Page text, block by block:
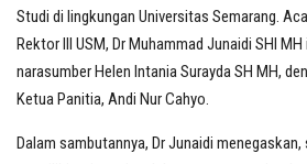
Studi di lingkungan Universitas Semarang.
Rektor III USM, Dr Muhammad Junaidi SHI
narasumber Helen Intania Surayda SH MH,
Ketua Panitia, Andi Nur Cahyo.
Dalam sambutannya, Dr Junaidi